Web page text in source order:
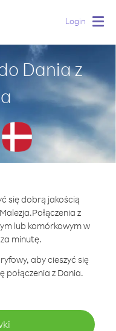
Login
Dania z
się dobrą jakością
Połączenia z
lub komórkowym w
minutę.
aby cieszyć się
połączenia z Dania.